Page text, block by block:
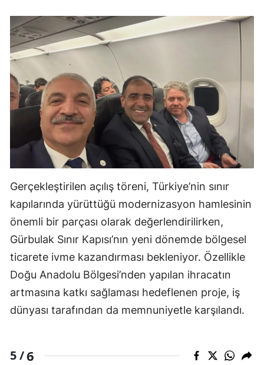
Gerçekleştirilen açılış töreni, Türkiye’nin sınır
kapılarında yürüttüğü modernizasyon hamlesinin
önemli bir parçası olarak değerlendirilirken,
Gürbulak Sınır Kapısı’nın yeni dönemde bölgesel
ticarete ivme kazandırması bekleniyor. Özellikle
Doğu Anadolu Bölgesi’nden yapılan ihracatın
artmasına katkı sağlaması hedeflenen proje, iş
dünyası tarafından da memnuniyetle karşılandı.
5 /6